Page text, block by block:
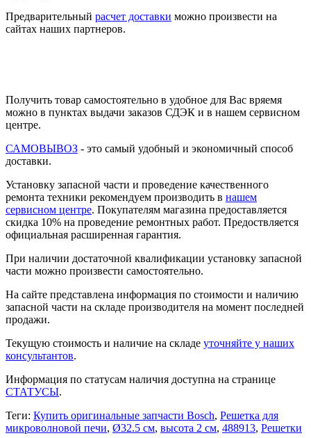
Предварительный расчет доставки можно произвести на
сайтах наших партнеров.
Получить товар самостоятельно в удобное для Вас вряемя
можно в пунктах выдачи заказов СДЭК и в нашем сервисном
центре.
САМОВЫВОЗ - это самый удобный и экономичный способ
доставки.
Установку запасной части и проведение качественного
ремонта техники рекомендуем производить в нашем
сервисном центре. Покупателям магазина предоставляется
скидка 10% на проведение ремонтных работ. Предоствляется
официальная расширенная гарантия.
При наличии достаточной квалификации установку запасной
части можно произвести самостоятельно.
На сайте представлена информация по стоимости и наличию
запасной части на складе производителя на момент последней
продажи.
Текущую стоимость и наличие на складе уточняйте у наших
консультантов.
Информация по статусам наличия доступна на странице
СТАТУСЫ.
Теги: Купить оригинальные запчасти Bosch, Решетка для
микроволновой печи, Ø32.5 см, высота 2 см, 488913, Решетки